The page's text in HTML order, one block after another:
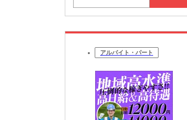
アルバイト・パート